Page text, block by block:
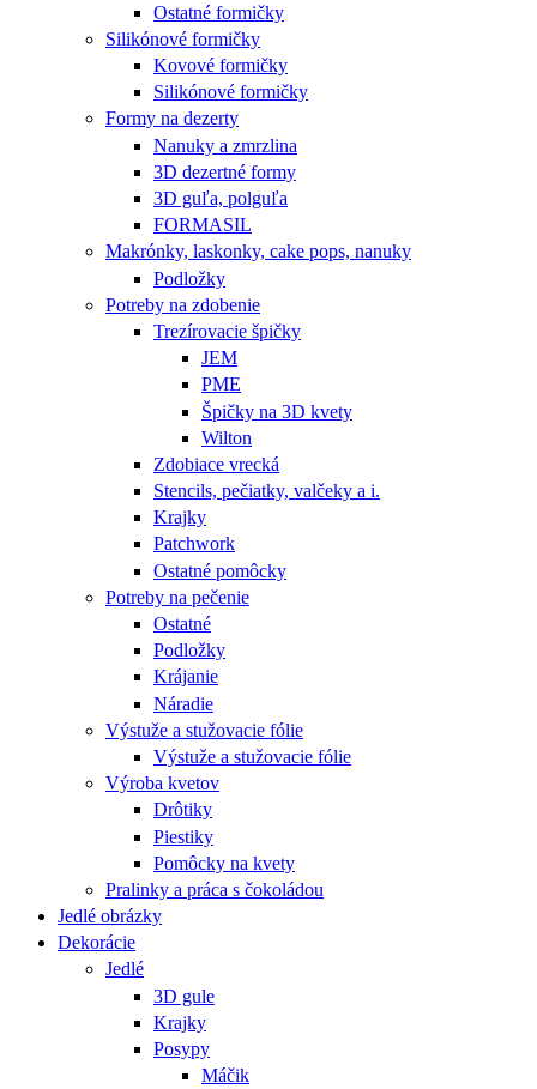
Ostatné formičky
Silikónové formičky
Kovové formičky
Silikónové formičky
Formy na dezerty
Nanuky a zmrzlina
3D dezertné formy
3D guľa, polguľa
FORMASIL
Makrónky, laskonky, cake pops, nanuky
Podložky
Potreby na zdobenie
Trezírovacie špičky
JEM
PME
Špičky na 3D kvety
Wilton
Zdobiace vrecká
Stencils, pečiatky, valčeky a i.
Krajky
Patchwork
Ostatné pomôcky
Potreby na pečenie
Ostatné
Podložky
Krájanie
Náradie
Výstuže a stužovacie fólie
Výstuže a stužovacie fólie
Výroba kvetov
Drôtiky
Piestiky
Pomôcky na kvety
Pralinky a práca s čokoládou
Jedlé obrázky
Dekorácie
Jedlé
3D gule
Krajky
Posypy
Máčik